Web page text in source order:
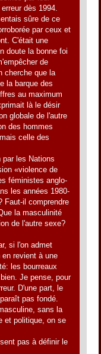
dès 1994.
sûre de ce
par ceux et
C'était une
doute la bonne foi
de
cherche que la
la barque des
au maximum
là le désir
globale de l'autre
des hommes
celle des
par les Nations
«violence de
féministes anglo-
les années 1980-
Faut-il comprendre
la masculinité
de l'autre sexe?
si l'on admet
revient à une
les bourreaux
Je pense, pour
D'une part, le
pas fondé.
sans la
et politique, on se
pas à définir le